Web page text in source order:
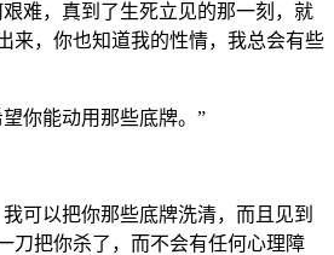
难，真到了生死立见的那一刻，就
来，你也知道我的性情，我总会有些
你能动用那些底牌。”
可以把你那些底牌洗清，而且见到
刀把你杀了，而不会有任何心理障